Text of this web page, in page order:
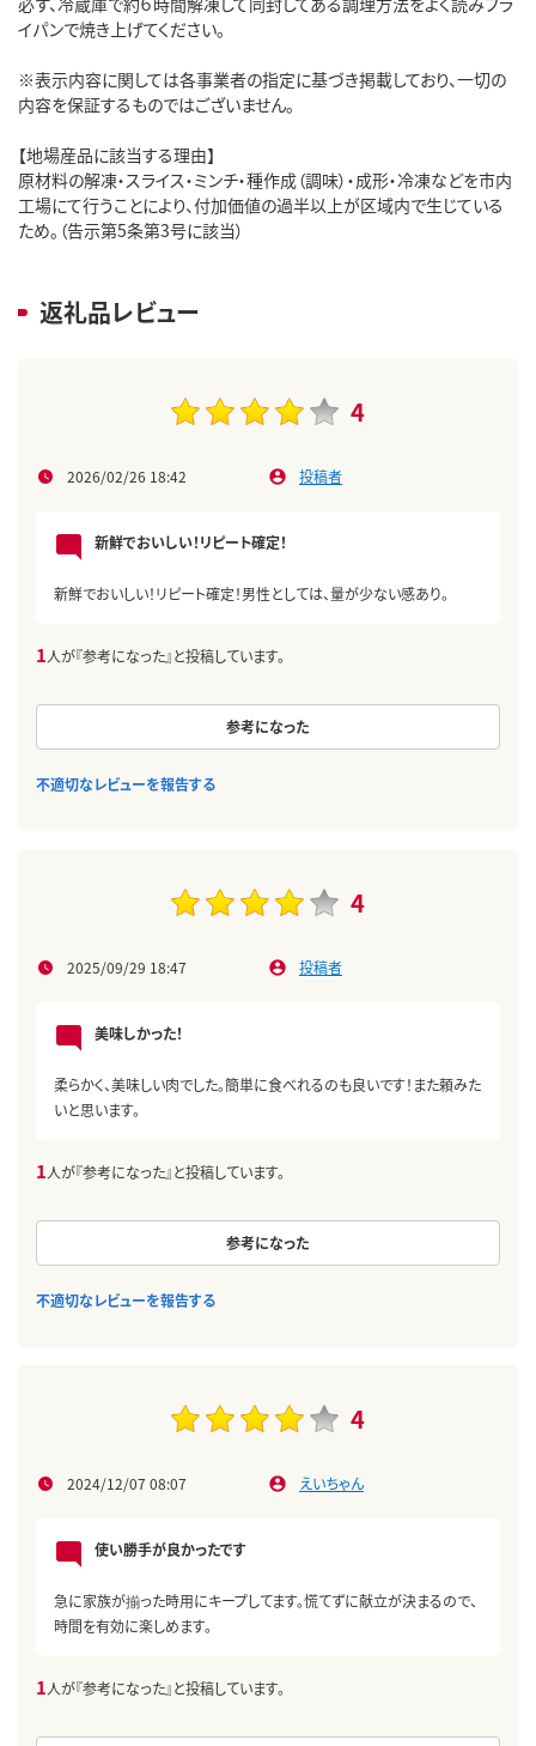
イパンで焼き上げてください。
※表示内容に関しては各事業者の指定に基づき掲載しており、一切の
内容を保証するものではございません。
【地場産品に該当する理由】
原材料の解凍・スライス・ミンチ・種作成（調味）・成形・冷凍などを市内
工場にて行うことにより、付加価値の過半以上が区域内で生じている
ため。（告示第5条第3号に該当）
返礼品レビュー
4
2026/02/26 18:42 投稿者
新鮮でおいしい！リピート確定！
新鮮でおいしい！リピート確定！男性としては、量が少ない感あり。
1人が『参考になった』と投稿しています。
参考になった
不適切なレビューを報告する
4
2025/09/29 18:47 投稿者
美味しかった！
柔らかく、美味しい肉でした。簡単に食べれるのも良いです！また頼みた
いと思います。
1人が『参考になった』と投稿しています。
参考になった
不適切なレビューを報告する
4
2024/12/07 08:07 えいちゃん
使い勝手が良かったです
急に家族が揃った時用にキープしてます。慌てずに献立が決まるので、
時間を有効に楽しめます。
1人が『参考になった』と投稿しています。